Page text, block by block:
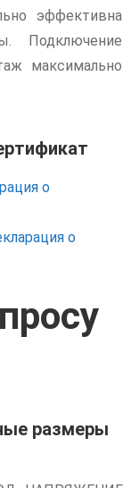
эффективна
Подключение
максимально
о
о
размеры